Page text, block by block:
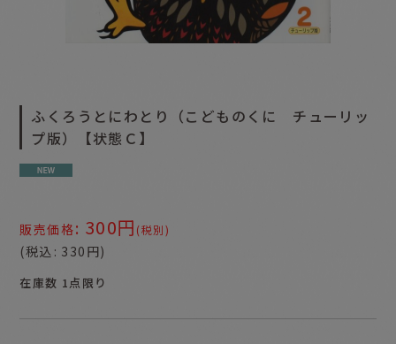
ふくろうとにわとり（こどものくに チューリッ
プ版）【状態Ｃ】
販売価格: 300円 (税別)
(税込 : 330 円)
在庫数 1点限り